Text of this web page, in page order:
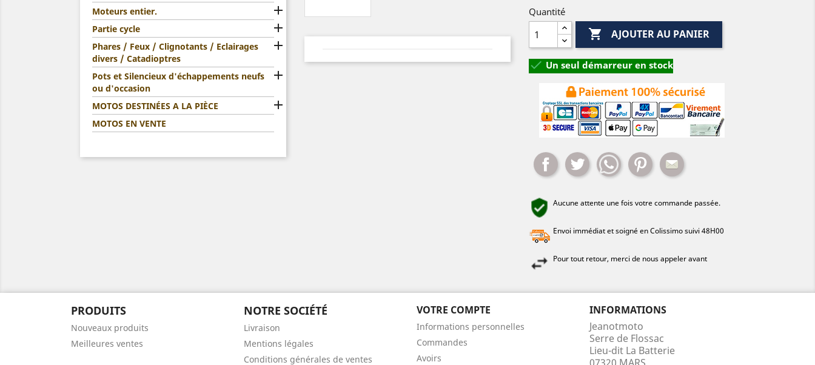
Moteurs entier. 
Partie cycle 
Phares / Feux / Clignotants / Eclairages
divers / Catadioptres

Pots et Silencieux d'échappements neufs
ou d'occasion

MOTOS DESTINÉES A LA PIÈCE 
MOTOS EN VENTE
Quantité
 AJOUTER AU PANIER
 Un seul démarreur en stock
PartagerTweet WhatsappPinterestMail
Aucune attente une fois votre commande passée.
Envoi immédiat et soigné en Colissimo suivi 48H00
Pour tout retour, merci de nous appeler avant
PRODUITS
Nouveaux produits
Meilleures ventes
NOTRE SOCIÉTÉ
Livraison
Mentions légales
Conditions générales de ventes
VOTRE COMPTE
Informations personnelles
Commandes
Avoirs
INFORMATIONS
Jeanotmoto
Serre de Flossac
Lieu-dit La Batterie